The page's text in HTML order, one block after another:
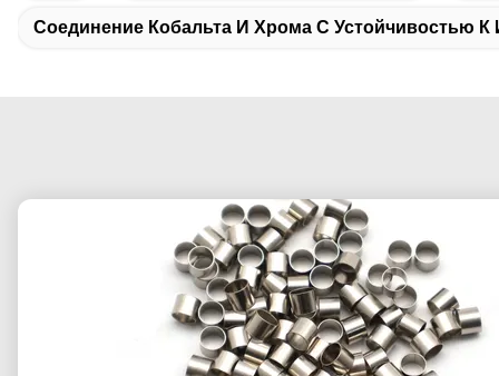
Соединение Кобальта И Хрома С Устойчивостью К